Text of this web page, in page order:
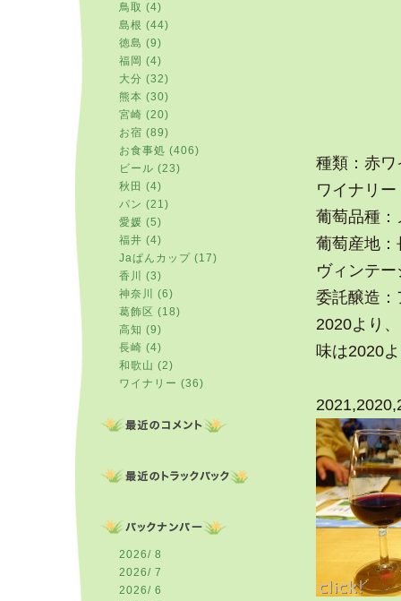
鳥取 (4)
島根 (44)
徳島 (9)
福岡 (4)
大分 (32)
熊本 (30)
宮崎 (20)
お宿 (89)
お食事処 (406)
ビール (23)
秋田 (4)
パン (21)
愛媛 (5)
福井 (4)
Jaぱんカップ (17)
香川 (3)
神奈川 (6)
葛飾区 (18)
高知 (9)
長崎 (4)
和歌山 (2)
ワイナリー (36)
2026/ 8
2026/ 7
2026/ 6
種類：赤ワ
ワイナリ
葡萄品種：
葡萄産地
ヴィンテ
委託醸造
2020より
味は2020